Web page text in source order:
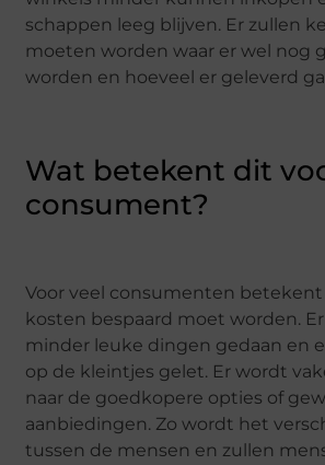
schappen leeg blijven. Er zullen
moeten worden waar er wel nog
worden en hoeveel er geleverd
Wat betekent dit
consument?
Voor veel consumenten
kosten bespaard moet worden.
minder leuke dingen gedaan en
op de kleintjes gelet. Er wordt
naar de goedkopere opties of
aanbiedingen. Zo wordt het
tussen de mensen en zullen